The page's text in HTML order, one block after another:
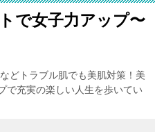
で女子力アップ〜
どトラブル肌でも美肌対策！美
で充実の楽しい人生を歩いてい